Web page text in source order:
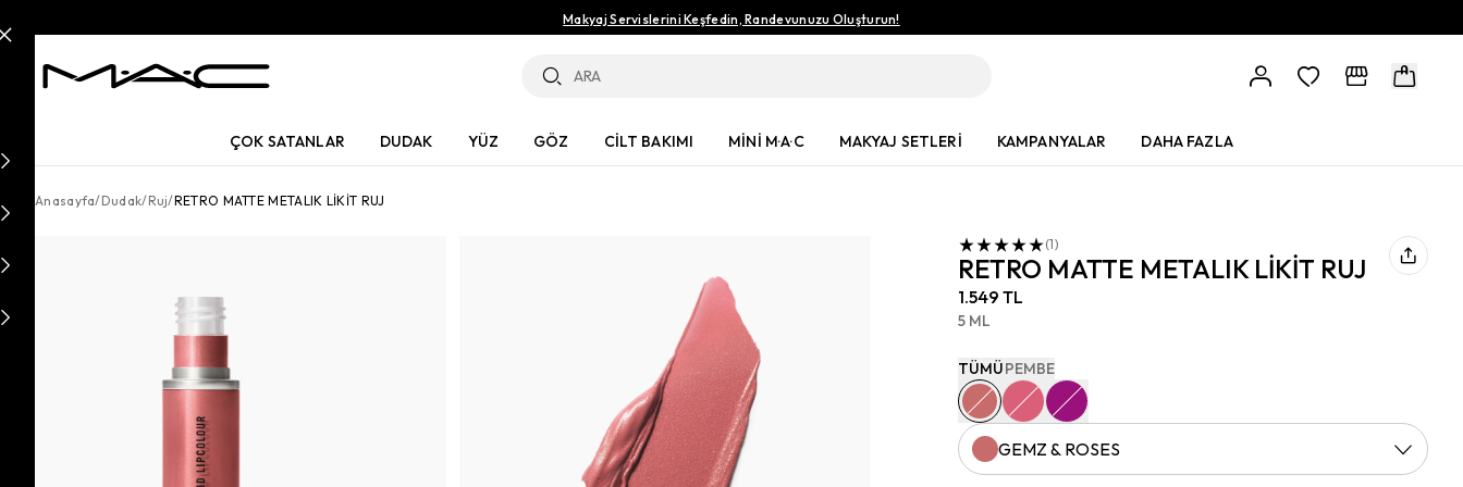
Makyaj Servislerini Keşfedin, Randevunuzu Oluşturun!
ÇOK SATANLAR DUDAK YÜZ GÖZ CİLT BAKIMI MİNİ M·A·C MAKYAJ SETLERİ KAMPANYALAR DAHA FAZLA
Anasayfa/Dudak/Ruj/RETRO MATTE METALIK LİKİT RUJ
(1)
RETRO MATTE METALIK LİKİT RUJ
1.549 TL
5 ML
TÜMÜPEMBE
GEMZ & ROSES